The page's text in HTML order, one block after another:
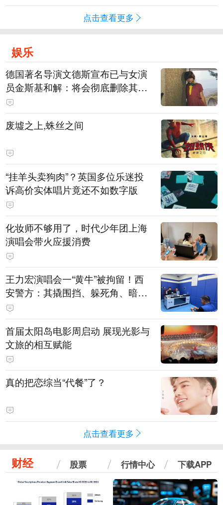
点击查看更多
娱乐
德国著名导演文德斯宣布已与女演
员金斯基和解：将会彻底删除其上
身裸露的画面
废墟之上,蛛丝之间
“挂羊头卖狗肉”？英国多位乐迷投
诉高价实体唱片竟还不如数字版
化妆师不够用了，时代少年团上海
演唱会带火应援消费
王力宏演唱会一“黄牛”被拘留！西
安警方：其撬围挡、躲死角、暗地
带10人入场
首届太阳岛电影周启动 展现光影与
文旅的相互赋能
真的把恋综当“代餐”了？
点击查看更多
财经 股票 行情中心 下载APP